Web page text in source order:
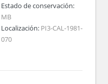
Estado de conservación:
MB
Localización: PI3-CAL-1981-
070